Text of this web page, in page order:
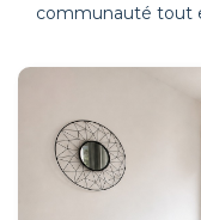
communauté tout